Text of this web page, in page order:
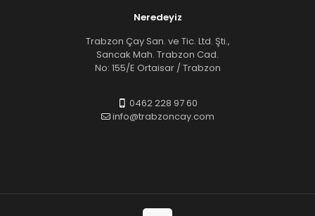
Neredeyiz
Trabzon Çay San. ve Tic. Ltd. Şti.,
Sancak Mah. Trabzon Cad.
No: 155/E Ortaisar / Trabzon
0462 228 97 60
info@trabzoncay.com